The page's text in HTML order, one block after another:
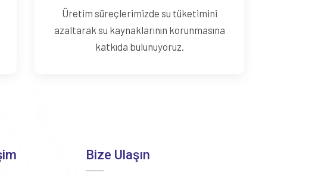
Üretim süreçlerimizde su tüketimini
azaltarak su kaynaklarının korunmasına
katkıda bulunuyoruz.
Bize Ulaşın